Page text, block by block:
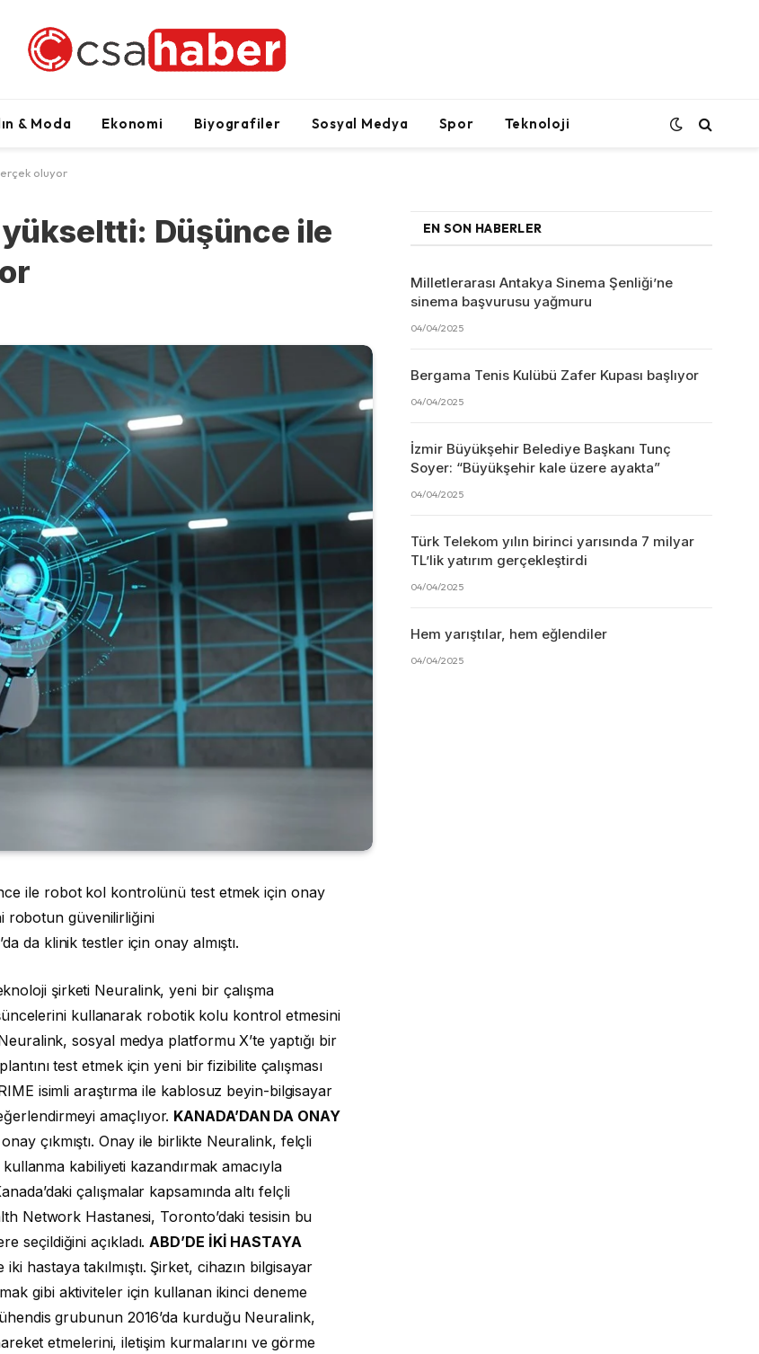
& Moda Ekonomi Biyografiler Sosyal Medya Spor Teknoloji
oluyor
yükseltti: Düşünce ile
ile robot kol kontrolünü test etmek için onay
robotun güvenilirliğini
da klinik testler için onay almıştı.
şirketi Neuralink, yeni bir çalışma
kullanarak robotik kolu kontrol etmesini
sosyal medya platformu X’te yaptığı bir
test etmek için yeni bir fizibilite çalışması
isimli araştırma ile kablosuz beyin-bilgisayar
amaçlıyor. KANADA’DAN DA ONAY
çıkmıştı. Onay ile birlikte Neuralink, felçli
kabiliyeti kazandırmak amacıyla
çalışmalar kapsamında altı felçli
Network Hastanesi, Toronto’daki tesisin bu
seçildiğini açıkladı. ABD’DE İKİ HASTAYA
hastaya takılmıştı. Şirket, cihazın bilgisayar
gibi aktiviteler için kullanan ikinci deneme
grubunun 2016’da kurduğu Neuralink,
etmelerini, iletişim kurmalarını ve görme
EN SON HABERLER
Milletlerarası Antakya Sinema Şenliği’ne
sinema başvurusu yağmuru
04/04/2025
Bergama Tenis Kulübü Zafer Kupası başlıyor
04/04/2025
İzmir Büyükşehir Belediye Başkanı Tunç
Soyer: “Büyükşehir kale üzere ayakta”
04/04/2025
Türk Telekom yılın birinci yarısında 7 milyar
TL’lik yatırım gerçekleştirdi
04/04/2025
Hem yarıştılar, hem eğlendiler
04/04/2025